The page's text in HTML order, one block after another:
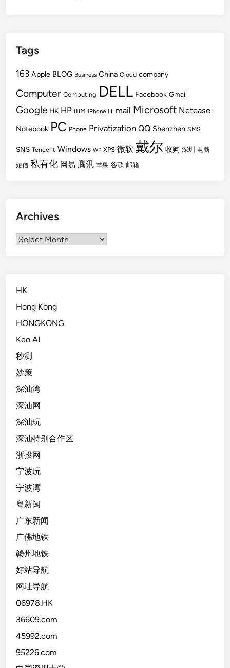
Tags
163 Apple BLOG Business China Cloud company
Computer Computing DELL Facebook Gmail
Google HK HP IBM iPhone IT mail Microsoft Netease
Notebook PC Phone Privatization QQ Shenzhen SMS
SNS Tencent Windows WP XPS 微软 戴尔 收购 深圳 电脑
短信 私有化 网易 腾讯 苹果 谷歌 邮箱
Archives
Archives
HK
Hong Kong
HONGKONG
Keo AI
秒测
妙策
深汕湾
深汕网
深汕玩
深汕特别合作区
浙投网
宁波玩
宁波湾
粤新闻
广东新闻
广佛地铁
赣州地铁
好站导航
网址导航
06978.HK
36609.com
45992.com
95226.com